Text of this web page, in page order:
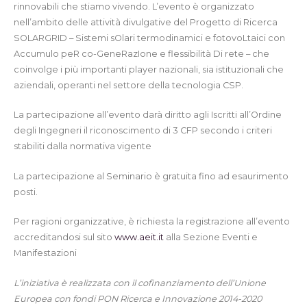
rinnovabili che stiamo vivendo. L’evento è organizzato
nell’ambito delle attività divulgative del Progetto di Ricerca
SOLARGRID – Sistemi sOlari termodinamici e fotovoLtaici con
Accumulo peR co-GeneRazIone e flessibilità Di rete – che
coinvolge i più importanti player nazionali, sia istituzionali che
aziendali, operanti nel settore della tecnologia CSP.
La partecipazione all’evento darà diritto agli Iscritti all’Ordine
degli Ingegneri il riconoscimento di 3 CFP secondo i criteri
stabiliti dalla normativa vigente
La partecipazione al Seminario è gratuita fino ad esaurimento
posti.
Per ragioni organizzative, è richiesta la registrazione all’evento
accreditandosi sul sito www.aeit.it alla Sezione Eventi e
Manifestazioni
L’iniziativa è realizzata con il cofinanziamento dell’Unione
Europea con fondi PON Ricerca e Innovazione 2014-2020